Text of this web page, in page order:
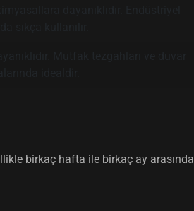
birkaç hafta ile birkaç ay arasında